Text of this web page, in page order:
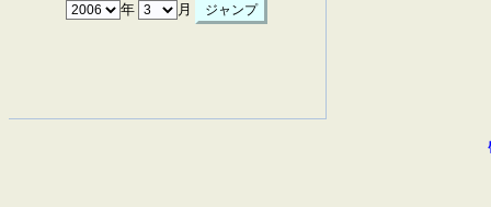
年 月